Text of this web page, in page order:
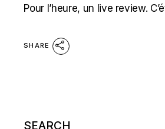
Pour l’heure, un live review.
SHARE
Search